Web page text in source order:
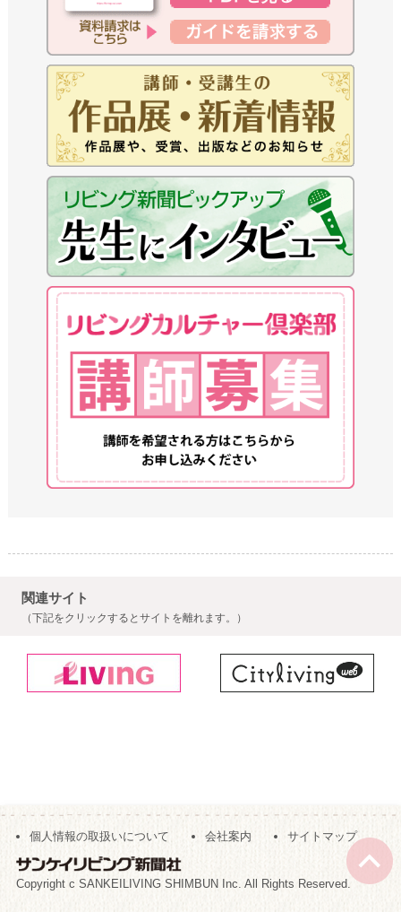
関連サイト
（下記をクリックするとサイトを離れます。）
個人情報の取扱いについて 会社案内 サイトマップ
Copyright c SANKEILIVING SHIMBUN Inc. All Rights Reserved.